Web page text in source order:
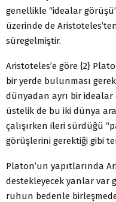
genellikle “idealar
üzerinde de
süregelmiştir.
Aristoteles’e göre {2}
bir yerde bulunması
dünyadan ayrı bir idealar
üstelik de bu iki dünya
çalışırken ileri sürdüğü
görüşlerini gerektiği gibi
Platon’un yapıtlarında
destekleyecek yanlar var
ruhun bedenle